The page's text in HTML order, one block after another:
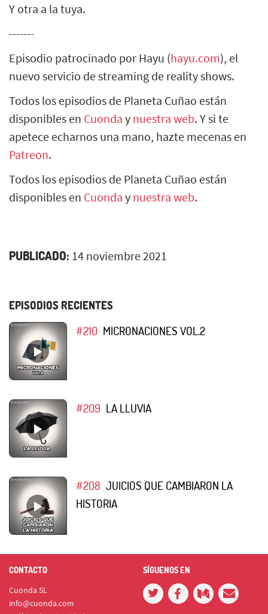
Y otra a la tuya.
-------
Episodio patrocinado por Hayu (hayu.com), el
nuevo servicio de streaming de reality shows.
Todos los episodios de Planeta Cuñao están
disponibles en Cuonda y nuestra web. Y si te
apetece echarnos una mano, hazte mecenas en
Patreon.
Todos los episodios de Planeta Cuñao están
disponibles en Cuonda y nuestra web.
PUBLICADO: 14 noviembre 2021
EPISODIOS RECIENTES
#210 MICRONACIONES VOL.2
#209 LA LLUVIA
#208 JUICIOS QUE CAMBIARON LA
HISTORIA
CONTACTO
Cuonda SL
info@cuonda.com
SÍGUENOS EN